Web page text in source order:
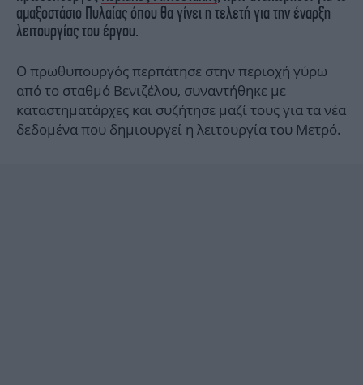
αμαξοστάσιο Πυλαίας όπου θα γίνει η τελετή για την έναρξη
λειτουργίας του έργου.
Ο πρωθυπουργός περπάτησε στην περιοχή γύρω
από το σταθμό Βενιζέλου, συναντήθηκε με
καταστηματάρχες και συζήτησε μαζί τους για τα νέα
δεδομένα που δημιουργεί η λειτουργία του Μετρό.